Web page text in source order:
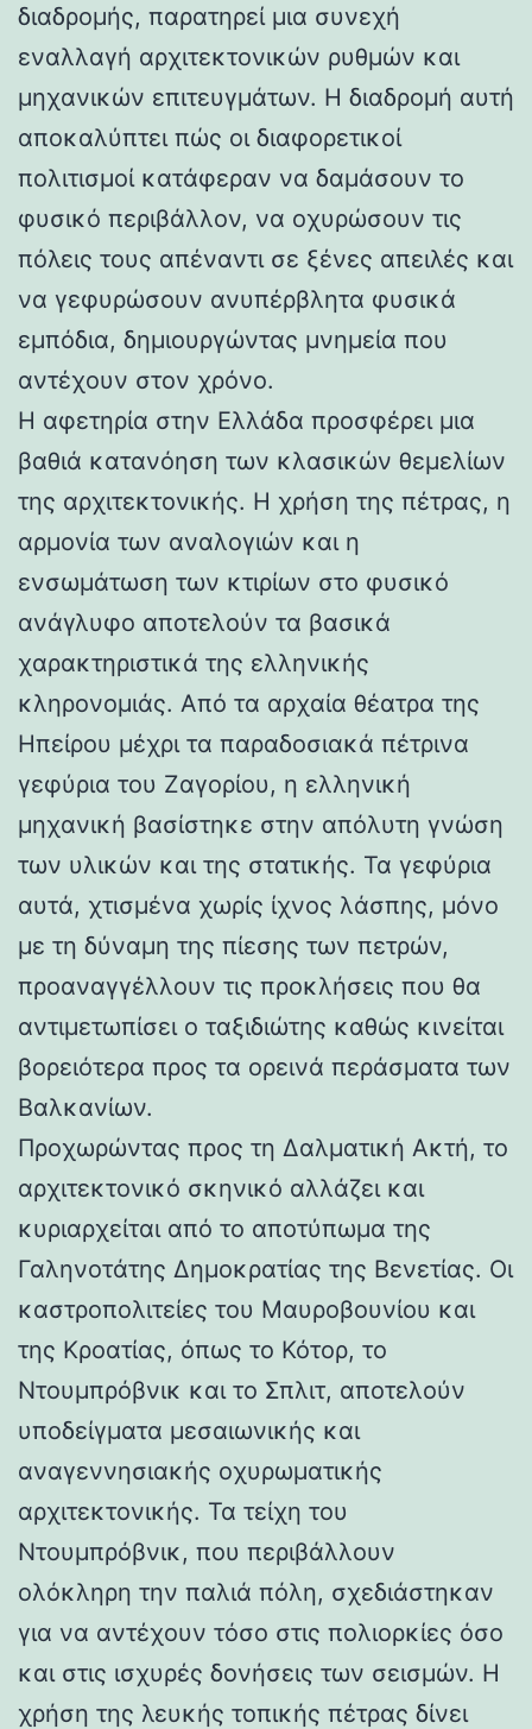
διαδρομής, παρατηρεί μια συνεχή
εναλλαγή αρχιτεκτονικών ρυθμών και
μηχανικών επιτευγμάτων. Η διαδρομή αυτή
αποκαλύπτει πώς οι διαφορετικοί
πολιτισμοί κατάφεραν να δαμάσουν το
φυσικό περιβάλλον, να οχυρώσουν τις
πόλεις τους απέναντι σε ξένες απειλές και
να γεφυρώσουν ανυπέρβλητα φυσικά
εμπόδια, δημιουργώντας μνημεία που
αντέχουν στον χρόνο.
Η αφετηρία στην Ελλάδα προσφέρει μια
βαθιά κατανόηση των κλασικών θεμελίων
της αρχιτεκτονικής. Η χρήση της πέτρας, η
αρμονία των αναλογιών και η
ενσωμάτωση των κτιρίων στο φυσικό
ανάγλυφο αποτελούν τα βασικά
χαρακτηριστικά της ελληνικής
κληρονομιάς. Από τα αρχαία θέατρα της
Ηπείρου μέχρι τα παραδοσιακά πέτρινα
γεφύρια του Ζαγορίου, η ελληνική
μηχανική βασίστηκε στην απόλυτη γνώση
των υλικών και της στατικής. Τα γεφύρια
αυτά, χτισμένα χωρίς ίχνος λάσπης, μόνο
με τη δύναμη της πίεσης των πετρών,
προαναγγέλλουν τις προκλήσεις που θα
αντιμετωπίσει ο ταξιδιώτης καθώς κινείται
βορειότερα προς τα ορεινά περάσματα των
Βαλκανίων.
Προχωρώντας προς τη Δαλματική Ακτή, το
αρχιτεκτονικό σκηνικό αλλάζει και
κυριαρχείται από το αποτύπωμα της
Γαληνοτάτης Δημοκρατίας της Βενετίας. Οι
καστροπολιτείες του Μαυροβουνίου και
της Κροατίας, όπως το Κότορ, το
Ντουμπρόβνικ και το Σπλιτ, αποτελούν
υποδείγματα μεσαιωνικής και
αναγεννησιακής οχυρωματικής
αρχιτεκτονικής. Τα τείχη του
Ντουμπρόβνικ, που περιβάλλουν
ολόκληρη την παλιά πόλη, σχεδιάστηκαν
για να αντέχουν τόσο στις πολιορκίες όσο
και στις ισχυρές δονήσεις των σεισμών. Η
χρήση της λευκής τοπικής πέτρας δίνει